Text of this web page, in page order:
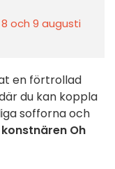
och 9 augusti
en förtrollad
du kan koppla
sofforna och
Oh